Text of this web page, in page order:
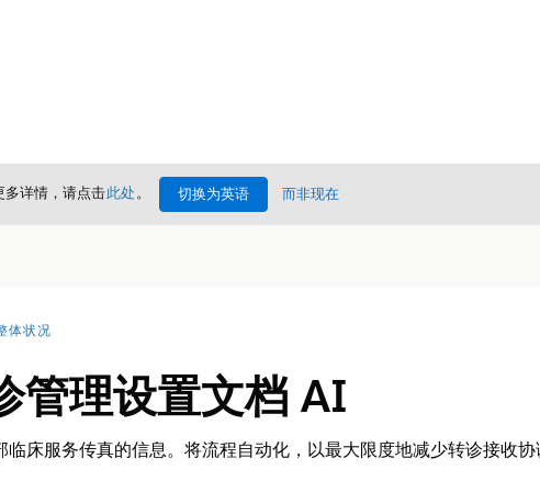
多详情，请点击此处。 切换为英语 而非现在
体状况
管理设置文档 AI
床服务传真的信息。将流程自动化，以最大限度地减少转诊接收协